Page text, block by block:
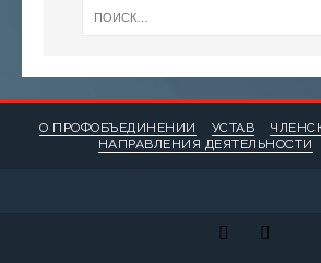
О ПРОФОБЪЕДИНЕНИИ УСТАВ
НАПРАВЛЕНИЯ ДЕЯТЕЛЬНОСТИ